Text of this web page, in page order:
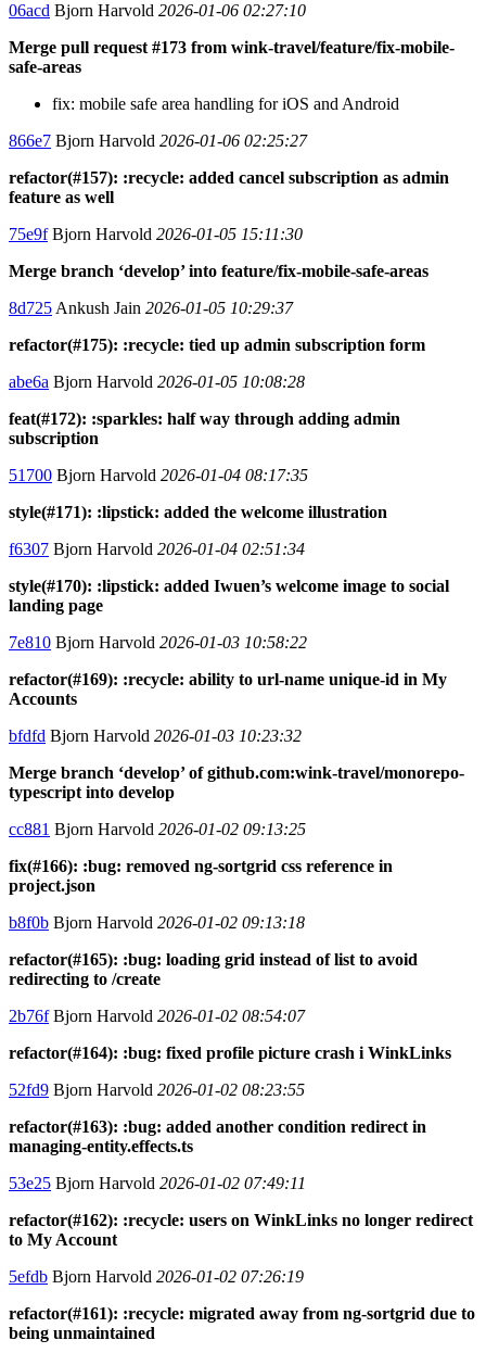
06acd Bjorn Harvold 2026-01-06 02:27:10
Merge pull request #173 from wink-travel/feature/fix-mobile-
safe-areas
fix: mobile safe area handling for iOS and Android
866e7 Bjorn Harvold 2026-01-06 02:25:27
refactor(#157): :recycle: added cancel subscription as admin
feature as well
75e9fBjorn Harvold 2026-01-05 15:11:30
Merge branch ‘develop’ into feature/fix-mobile-safe-areas
8d725 Ankush Jain 2026-01-05 10:29:37
refactor(#175): :recycle: tied up admin subscription form
abe6a Bjorn Harvold 2026-01-05 10:08:28
feat(#172): :sparkles: half way through adding admin
subscription
51700 Bjorn Harvold 2026-01-04 08:17:35
style(#171): :lipstick: added the welcome illustration
f6307 Bjorn Harvold 2026-01-04 02:51:34
style(#170): :lipstick: added Iwuen’s welcome image to social
landing page
7e810 Bjorn Harvold 2026-01-03 10:58:22
refactor(#169): :recycle: ability to url-name unique-id in My
Accounts
bfdfd Bjorn Harvold 2026-01-03 10:23:32
Merge branch ‘develop’ of github.com:wink-travel/monorepo-
typescript into develop
cc881 Bjorn Harvold 2026-01-02 09:13:25
fix(#166): :bug: removed ng-sortgrid css reference in
project.json
b8f0b Bjorn Harvold 2026-01-02 09:13:18
refactor(#165): :bug: loading grid instead of list to avoid
redirecting to /create
2b76fBjorn Harvold 2026-01-02 08:54:07
refactor(#164): :bug: fixed profile picture crash i WinkLinks
52fd9 Bjorn Harvold 2026-01-02 08:23:55
refactor(#163): :bug: added another condition redirect in
managing-entity.effects.ts
53e25 Bjorn Harvold 2026-01-02 07:49:11
refactor(#162): :recycle: users on WinkLinks no longer redirect
to My Account
5efdb Bjorn Harvold 2026-01-02 07:26:19
refactor(#161): :recycle: migrated away from ng-sortgrid due to
being unmaintained